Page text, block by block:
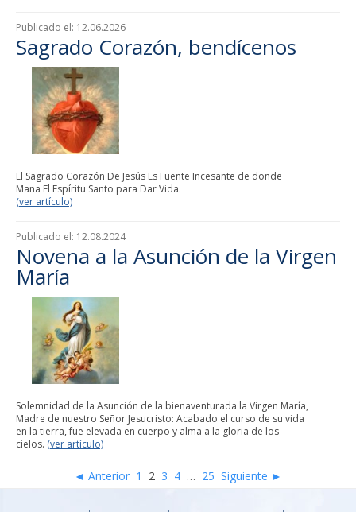
Publicado el: 12.06.2026
Sagrado Corazón, bendícenos
El Sagrado Corazón De Jesús Es Fuente Incesante de donde
Mana El Espíritu Santo para Dar Vida.
(ver artículo)
Publicado el: 12.08.2024
Novena a la Asunción de la Virgen
María
Solemnidad de la Asunción de la bienaventurada la Virgen María,
Madre de nuestro Señor Jesucristo: Acabado el curso de su vida
en la tierra, fue elevada en cuerpo y alma a la gloria de los
cielos. (ver artículo)
◄ Anterior 1 2 3 4 … 25 Siguiente ►